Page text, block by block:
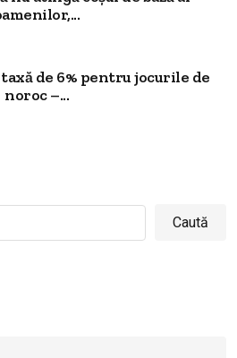
de 6% pentru jocurile de
noroc –...